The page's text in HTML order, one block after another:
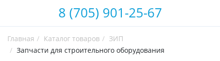
8 (705) 901-25-67
Главная Каталог товаров
ЗИП
Запчасти для строительного оборудования